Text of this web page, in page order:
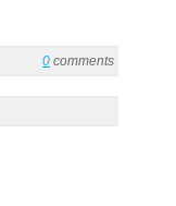
0 comments